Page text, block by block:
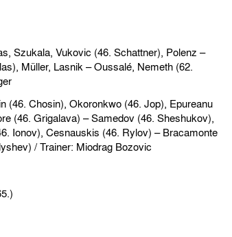
Szukala, Vukovic (46. Schattner), Polenz –
Müller, Lasnik – Oussalé, Nemeth (62.
(46. Chosin), Okoronkwo (46. Jop), Epureanu
(46. Grigalava) – Samedov (46. Sheshukov),
Ionov), Cesnauskis (46. Rylov) – Bracamonte
(46. Marenich), Jakubko (46. Golyshev) / Trainer: Miodrag Bozovic
Marenich (65.)